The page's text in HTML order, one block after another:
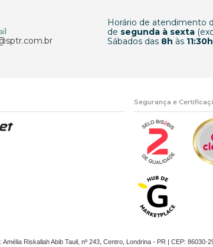
Horário de atendimento
de segunda à sexta
Sábados das 8h às 11:30h
Segurança e
Riskallah Abib Tauil, nº 243, Centro, Londrina - PR | CEP: 86030-